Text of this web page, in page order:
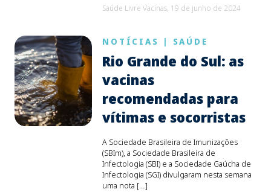
Saúde Livre Vacinas, 19 de junho de 2024
NOTÍCIAS | SAÚDE
Rio Grande do Sul: as
vacinas
recomendadas para
vítimas e socorristas
A Sociedade Brasileira de Imunizações
(SBIm), a Sociedade Brasileira de
Infectologia (SBI) e a Sociedade Gaúcha de
Infectologia (SGI) divulgaram nesta semana
uma nota […]